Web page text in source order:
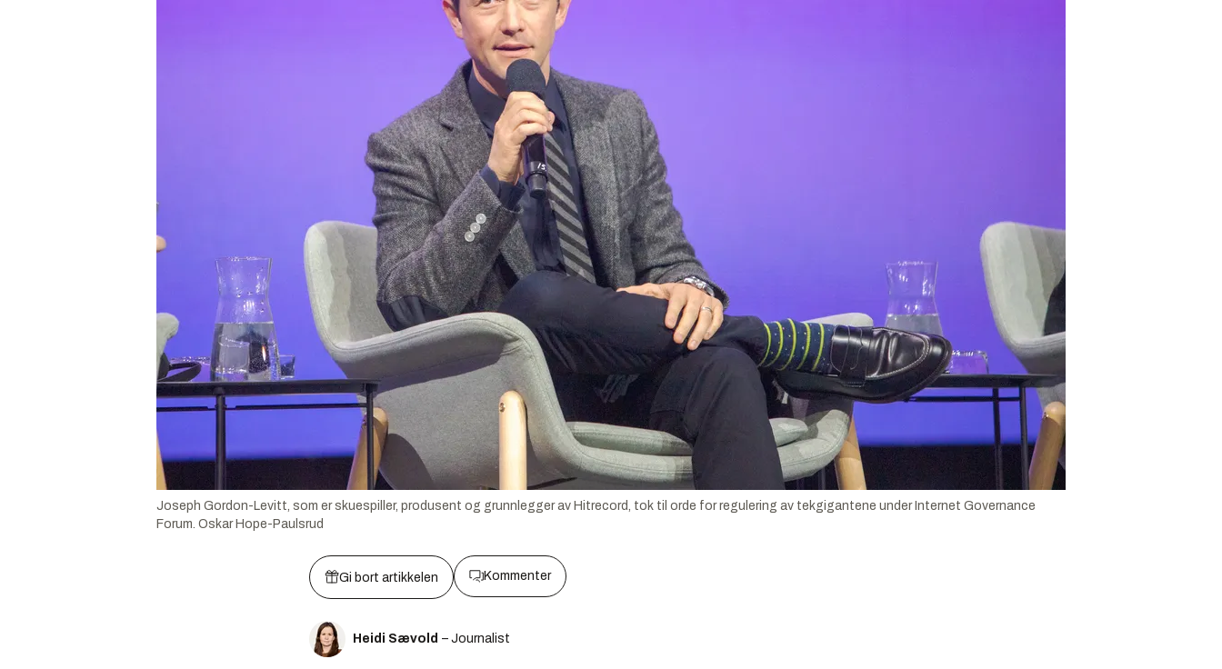
Joseph Gordon-Levitt, som er skuespiller, produsent og grunnlegger av Hitrecord, tok til orde for regulering av tekgigantene under Internet Governance
Forum. Oskar Hope-Paulsrud
Gi bort artikkelen Kommenter
Heidi Sævold – Journalist